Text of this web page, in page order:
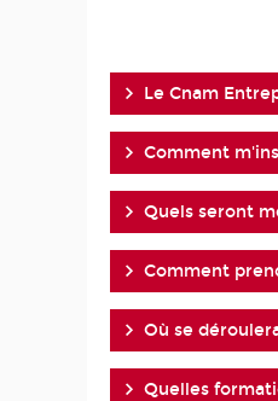
Le Cnam
Comment
Quels seront
Comment
Où se
Quelles